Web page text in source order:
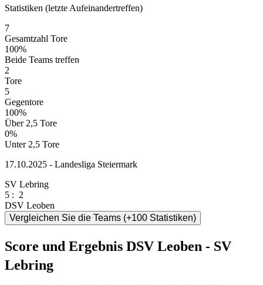
Statistiken (letzte Aufeinandertreffen)
7
Gesamtzahl Tore
100%
Beide Teams treffen
2
Tore
5
Gegentore
100%
Über 2,5 Tore
0%
Unter 2,5 Tore
17.10.2025 - Landesliga Steiermark
SV Lebring
5 : 2
DSV Leoben
Vergleichen Sie die Teams (+100 Statistiken)
Score und Ergebnis DSV Leoben - SV
Lebring